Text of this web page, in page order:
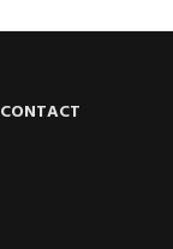
CONTACT